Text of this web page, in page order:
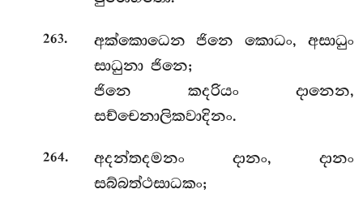
263.
අක්කොධෙන ජිනෙ කොධං, අසාධුං
සාධුනා ජිනෙ;
ජිනෙ කදරියං දානෙන,
සච්චෙනාලිකවාදිනං.
264. අදන්තදමනං දානං, දානං
සබ්බත්ථසාධකං;